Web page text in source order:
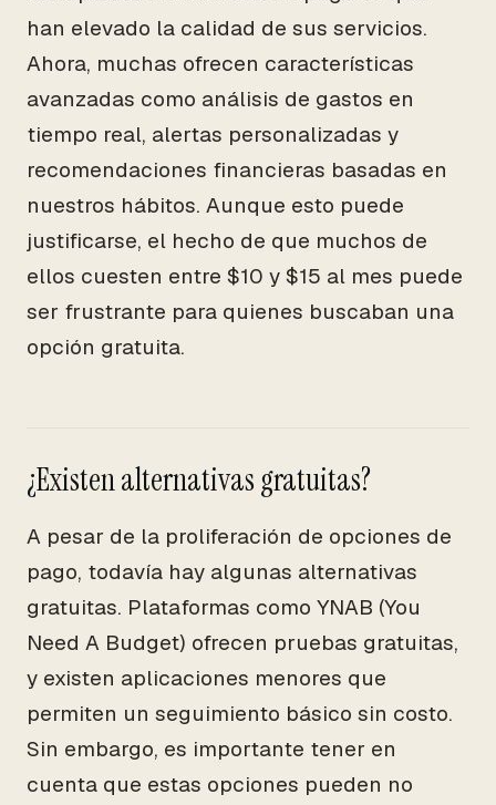
han elevado la calidad de sus servicios.
Ahora, muchas ofrecen características
avanzadas como análisis de gastos en
tiempo real, alertas personalizadas y
recomendaciones financieras basadas en
nuestros hábitos. Aunque esto puede
justificarse, el hecho de que muchos de
ellos cuesten entre $10 y $15 al mes puede
ser frustrante para quienes buscaban una
opción gratuita.
¿Existen alternativas gratuitas?
A pesar de la proliferación de opciones de
pago, todavía hay algunas alternativas
gratuitas. Plataformas como YNAB (You
Need A Budget) ofrecen pruebas gratuitas,
y existen aplicaciones menores que
permiten un seguimiento básico sin costo.
Sin embargo, es importante tener en
cuenta que estas opciones pueden no